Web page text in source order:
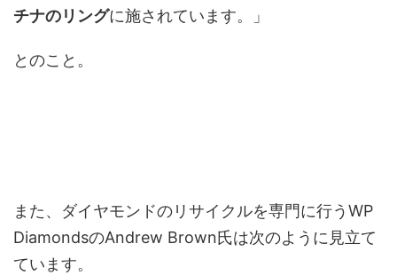
チナのリングに施されています。」
とのこと。
また、ダイヤモンドのリサイクルを専門に行うWP
DiamondsのAndrew Brown氏は次のように見立て
ています。